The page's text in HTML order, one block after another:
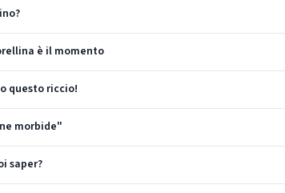
è il momento
questo riccio!
morbide"
saper?